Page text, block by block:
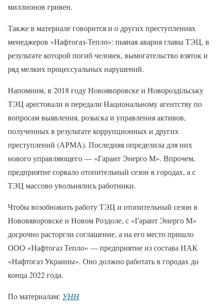
миллионов гривен.
Также в материале говорится и о других преступлениях
менеджеров «Нафтогаз-Тепло»: пьяная авария главы ТЭЦ, в
результате которой погиб человек, вымогательство взяток и
ряд мелких процессуальных нарушений.
Напомним, в 2018 году Новояворовске и Новороздільську
ТЭЦ арестовали и передали Национальному агентству по
вопросам выявления, розыска и управления активов,
полученных в результате коррупционных и других
преступлений (АРМА). Последняя определила для них
нового управляющего — «Гарант Энерго М». Впрочем,
предприятие сорвало отопительный сезон в городах, а с
ТЭЦ массово увольнялись работники.
Чтобы возобновить работу ТЭЦ и отопительный сезон в
Нововяворовске и Новом Роздоле, с «Гарант Энерго М»
досрочно расторгли соглашение, а на его место пришло
ООО «Нафтогаз Тепло» — предприятие из состава НАК
«Нафтогаз Украины». Оно должно работать в городах до
конца 2022 года.
По материалам: УНН